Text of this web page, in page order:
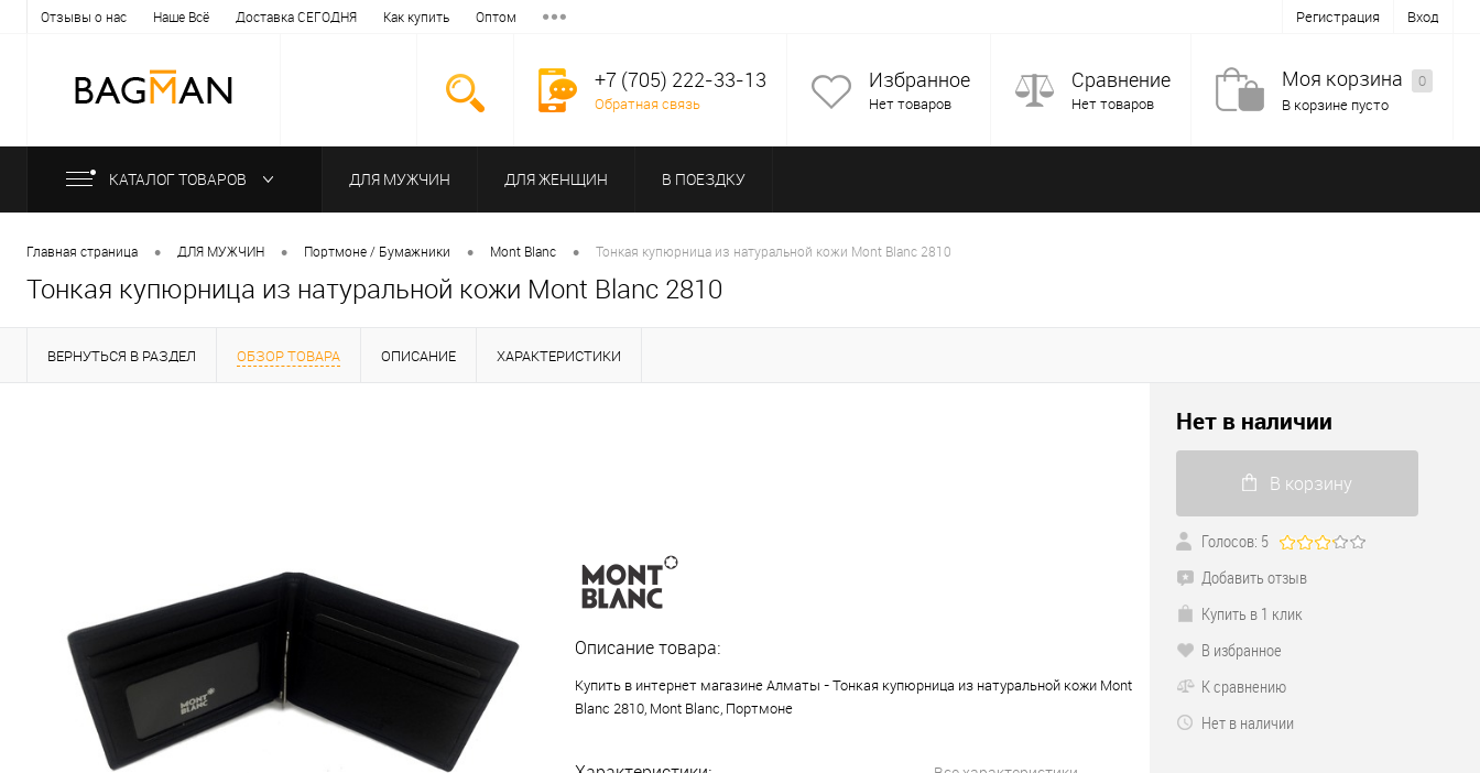
Отзывы о нас Наше Всё Доставка СЕГОДНЯ Как купить Оптом Регистрация Вход
+7 (705) 222-33-13
Обратная связь
Избранное
Нет товаров
Сравнение
Нет товаров
Моя корзина
0
В корзине пусто
КАТАЛОГ ТОВАРОВ ДЛЯ МУЖЧИН ДЛЯ ЖЕНЩИН В ПОЕЗДКУ
Главная страница • ДЛЯ МУЖЧИН • Портмоне / Бумажники • Mont Blanc • Тонкая купюрница из натуральной кожи Mont Blanc 2810
Тонкая купюрница из натуральной кожи Mont Blanc 2810
ВЕРНУТЬСЯ В РАЗДЕЛ ОБЗОР ТОВАРА ОПИСАНИЕ ХАРАКТЕРИСТИКИ
Описание товара:
Купить в интернет магазине Алматы - Тонкая купюрница из натуральной кожи Mont
Blanc 2810, Mont Blanc, Портмоне
Нет в наличии
В корзину
Голосов: 5
Добавить отзыв
Купить в 1 клик
В избранное
К сравнению
Нет в наличии